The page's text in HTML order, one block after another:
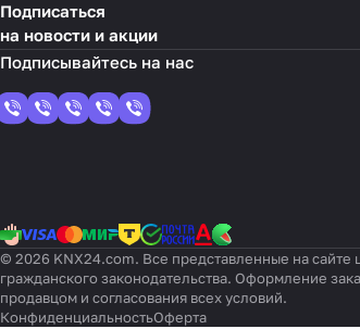
Подписаться
на новости и акции
© 2026 KNX24.com. Все представленные на сайте
гражданского законодательства. Оформление
продавцом и согласования всех условий.
КонфиденциальностьОферта